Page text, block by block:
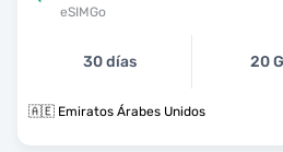
eSIMGo
30 días 20
🇦🇪 Emiratos Árabes Unidos